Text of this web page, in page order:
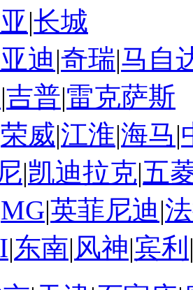
|长城
迪|奇瑞|马自
|吉普|雷克萨斯
荣威|江淮|海马|
|凯迪拉克|五
MG|英菲尼迪|
|东南|风神|宾利